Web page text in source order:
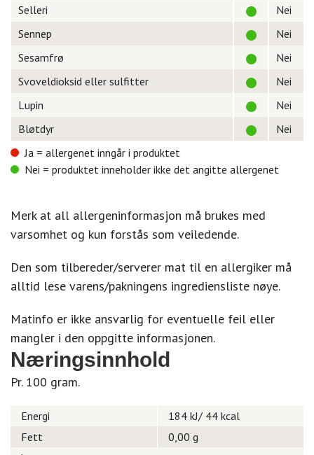
Selleri
Nei
Sennep
Nei
Sesamfrø
Nei
Svoveldioksid eller sulfitter
Nei
Lupin
Nei
Bløtdyr
Nei
Ja = allergenet inngår i produktet
Nei = produktet inneholder ikke det angitte allergenet
Merk at all allergeninformasjon må brukes med
varsomhet og kun forstås som veiledende.
Den som tilbereder/serverer mat til en allergiker må
alltid lese varens/pakningens ingrediensliste nøye.
Matinfo er ikke ansvarlig for eventuelle feil eller
mangler i den oppgitte informasjonen.
Næringsinnhold
Pr. 100 gram.
Energi
184 kJ/ 44 kcal
Fett
0,00 g